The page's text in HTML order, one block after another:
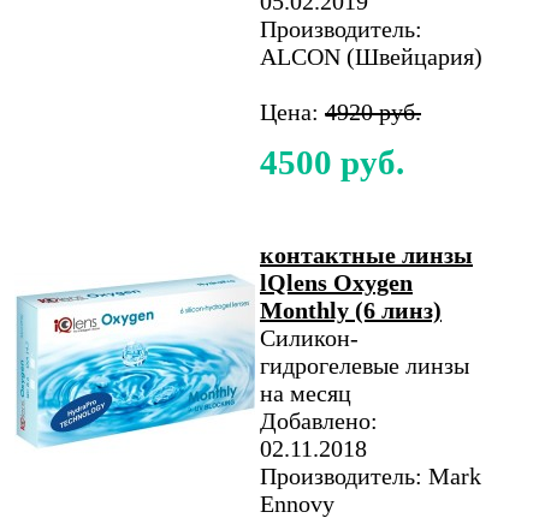
Производитель:
ALCON (Швейцария)
Цена: 4920 руб.
4500 руб.
контактные линзы
lQlens Oxygen
Monthly (6 линз)
Силикон-
гидрогелевые линзы
на месяц
Добавлено:
02.11.2018
Производитель: Mark
Ennovy